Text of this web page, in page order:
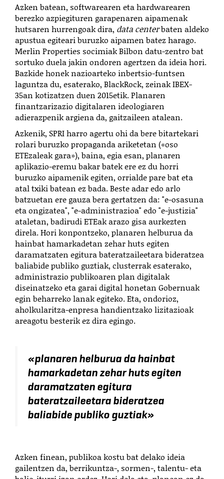
Azken batean, softwarearen eta hardwarearen
berezko azpiegituren garapenaren aipamenak
hutsaren hurrengoak dira, data centerbaten aldeko
apustua egiteari buruzko aipamen batez harago.
Merlin Properties socimiak Bilbon datu-zentro bat
sortuko duela jakin ondoren agertzen da ideia hori.
Bazkide honek nazioarteko inbertsio-funtsen
laguntza du, esaterako, BlackRock, zeinak IBEX-
35an kotizatzen duen 2015etik. Planaren
finantzarizazio digitalaren ideologiaren
adierazpenik argiena da, gaitzaileen atalean.
Azkenik, SPRI harro agertu ohi da bere bitartekari
rolari buruzko propaganda ariketetan («oso
ETEzaleak gara»), baina, egia esan, planaren
aplikazio-eremu bakar batek ere ez du horri
buruzko aipamenik egiten, orrialde pare bat eta
atal txiki batean ez bada. Beste adar edo arlo
batzuetan ere gauza bera gertatzen da: "e-osasuna
eta ongizatea", "e-administrazioa" edo "e-justizia"
ataletan, badirudi ETEak arazo gisa aurkezten
direla. Hori konpontzeko, planaren helburua da
hainbat hamarkadetan zehar huts egiten
daramatzaten egitura bateratzaileetara bideratzea
baliabide publiko guztiak, clusterrak esaterako,
administrazio publikoaren plan digitalak
diseinatzeko eta garai digital honetan Gobernuak
egin beharreko lanak egiteko. Eta, ondorioz,
aholkularitza-enpresa handientzako lizitazioak
areagotu besterik ez dira egingo.
«planaren helburua da hainbat
hamarkadetan zehar huts egiten
daramatzaten egitura
bateratzaileetara bideratzea
baliabide publiko guztiak»
Azken finean, publikoa kostu bat delako ideia
gailentzen da, berrikuntza-, sormen-, talentu- eta